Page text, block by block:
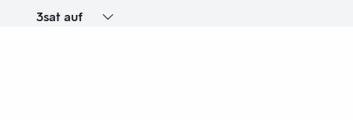
3sat auf